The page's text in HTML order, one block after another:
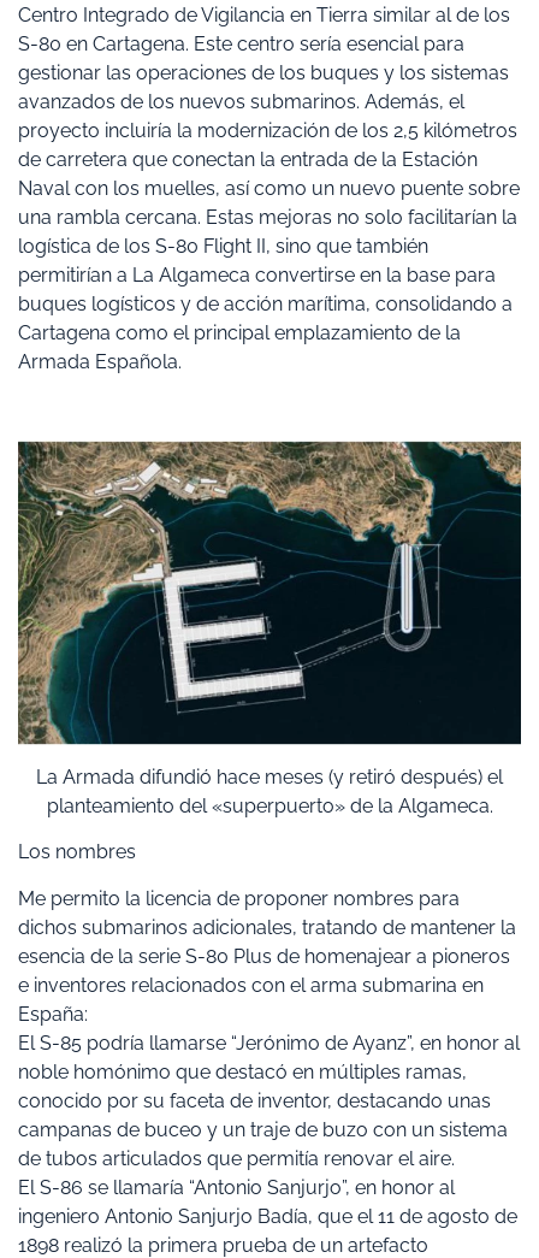
Centro Integrado de Vigilancia en Tierra similar al de los
S-80 en Cartagena. Este centro sería esencial para
gestionar las operaciones de los buques y los sistemas
avanzados de los nuevos submarinos. Además, el
proyecto incluiría la modernización de los 2,5 kilómetros
de carretera que conectan la entrada de la Estación
Naval con los muelles, así como un nuevo puente sobre
una rambla cercana. Estas mejoras no solo facilitarían la
logística de los S-80 Flight II, sino que también
permitirían a La Algameca convertirse en la base para
buques logísticos y de acción marítima, consolidando a
Cartagena como el principal emplazamiento de la
Armada Española.
La Armada difundió hace meses (y retiró después) el
planteamiento del «superpuerto» de la Algameca.
Los nombres
Me permito la licencia de proponer nombres para
dichos submarinos adicionales, tratando de mantener la
esencia de la serie S-80 Plus de homenajear a pioneros
e inventores relacionados con el arma submarina en
España:
El S-85 podría llamarse “Jerónimo de Ayanz”, en honor al
noble homónimo que destacó en múltiples ramas,
conocido por su faceta de inventor, destacando unas
campanas de buceo y un traje de buzo con un sistema
de tubos articulados que permitía renovar el aire.
El S-86 se llamaría “Antonio Sanjurjo”, en honor al
ingeniero Antonio Sanjurjo Badía, que el 11 de agosto de
1898 realizó la primera prueba de un artefacto